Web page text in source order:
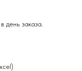
день заказа.